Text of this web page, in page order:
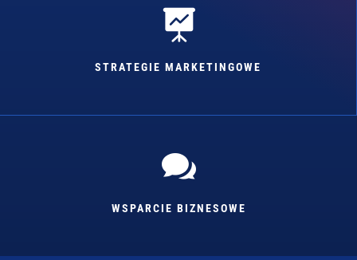

STRATEGIE MARKETINGOWE

WSPARCIE BIZNESOWE